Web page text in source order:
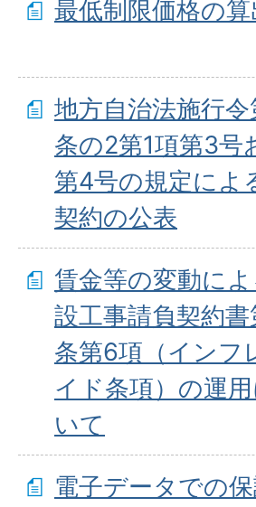
最低制限価格の
地方自治法施行令
条の2第1項第3号
第4号の規定によ
契約の公表
賃金等の変動に
設工事請負契約
条第6項（インフ
イド条項）の運
いて
電子データでの